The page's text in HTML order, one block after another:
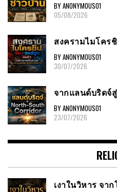
BY ANONYMOUS01
05/08/2026
สงครามไมโคร
BY ANONYMOUS01
30/07/2026
จากแลนด์บริดจ์สู่
BY ANONYMOUS01
23/07/2026
เงาในวิหาร จา